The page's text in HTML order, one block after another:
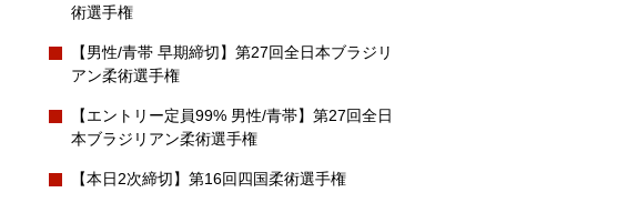
術選手権
【男性/青帯 早期締切】第27回全日本ブラジリ
アン柔術選手権
【エントリー定員99% 男性/青帯】第27回全日
本ブラジリアン柔術選手権
【本日2次締切】第16回四国柔術選手権